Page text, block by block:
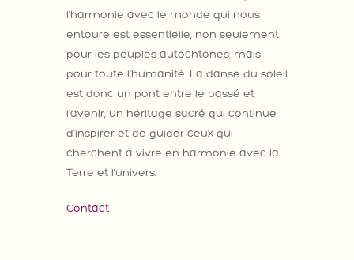
l’harmonie avec le monde qui nous
entoure est essentielle, non seulement
pour les peuples autochtones, mais
pour toute l’humanité. La danse du soleil
est donc un pont entre le passé et
l’avenir, un héritage sacré qui continue
d’inspirer et de guider ceux qui
cherchent à vivre en harmonie avec la
Terre et l’univers.
Contact